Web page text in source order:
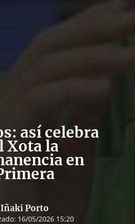
así celebra
Xota la
en
Iñaki Porto
16/05/2026 15:20